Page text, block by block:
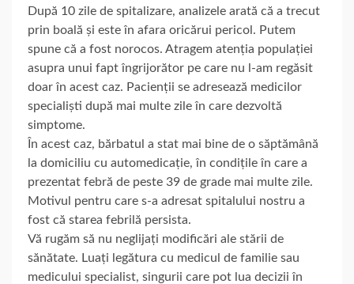
După 10 zile de spitalizare, analizele arată că a trecut
prin boală și este în afara oricărui pericol. Putem
spune că a fost norocos. Atragem atenția populației
asupra unui fapt îngrijorător pe care nu l-am regăsit
doar în acest caz. Pacienții se adresează medicilor
specialiști după mai multe zile în care dezvoltă
simptome.
În acest caz, bărbatul a stat mai bine de o săptămână
la domiciliu cu automedicație, în condițile în care a
prezentat febră de peste 39 de grade mai multe zile.
Motivul pentru care s-a adresat spitalului nostru a
fost că starea febrilă persista.
Vă rugăm să nu neglijați modificări ale stării de
sănătate. Luați legătura cu medicul de familie sau
medicului specialist, singurii care pot lua decizii în